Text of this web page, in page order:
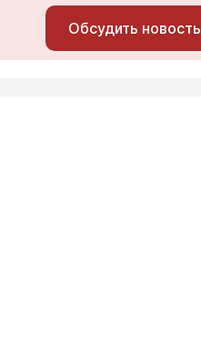
Обсудить новость